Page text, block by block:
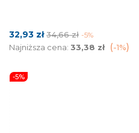
Cena
32,93 zł Cena
podstawowa
34,66 zł -5%
Najniższa cena: 33,38 zł -1%
-5%